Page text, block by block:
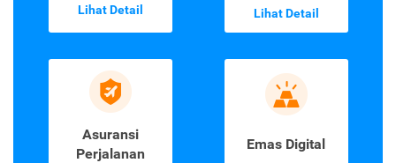
Lihat Detail Lihat Detail
Asuransi
Perjalanan
Emas Digital